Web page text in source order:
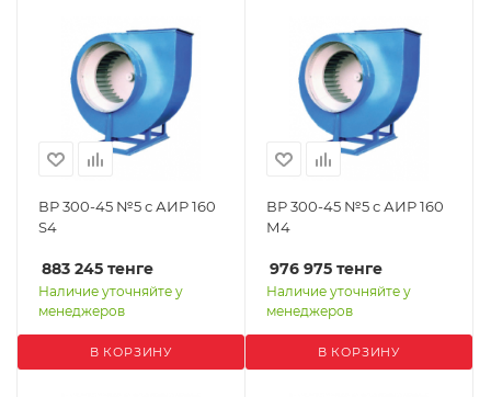
ВР 300-45 №5 с АИР 160
S4
883 245 тенге
Наличие уточняйте у
менеджеров
В КОРЗИНУ
ВР 300-45 №5 с АИР 160
М4
976 975 тенге
Наличие уточняйте у
менеджеров
В КОРЗИНУ